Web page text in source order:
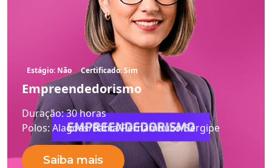
Estágio: Não Certificado: Sim
Empreendedorismo
Duração:30 horas
Polos: Alagoas/Bahia/Pernambuco/Sergipe
Saiba mais